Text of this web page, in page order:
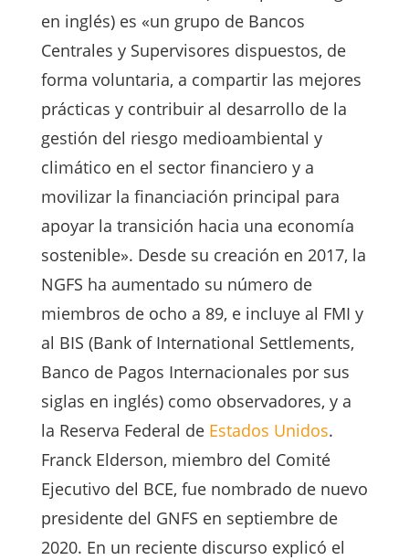
en inglés) es «un grupo de Bancos
Centrales y Supervisores dispuestos, de
forma voluntaria, a compartir las mejores
prácticas y contribuir al desarrollo de la
gestión del riesgo medioambiental y
climático en el sector financiero y a
movilizar la financiación principal para
apoyar la transición hacia una economía
sostenible». Desde su creación en 2017, la
NGFS ha aumentado su número de
miembros de ocho a 89, e incluye al FMI y
al BIS (Bank of International Settlements,
Banco de Pagos Internacionales por sus
siglas en inglés) como observadores, y a
la Reserva Federal de Estados Unidos.
Franck Elderson, miembro del Comité
Ejecutivo del BCE, fue nombrado de nuevo
presidente del GNFS en septiembre de
2020. En un reciente discurso explicó el